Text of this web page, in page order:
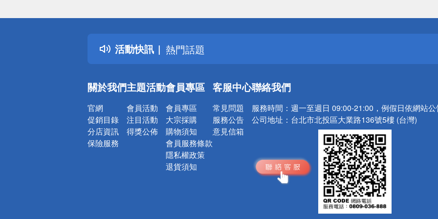
活動快訊
詐騙網頁！請小心！
得獎公告
熱門話題
銀行優惠
詐騙網頁！請小心！
關於我們
官網
促銷目錄
分店資訊
保險服務
主題活動
會員活動
注目活動
得獎公佈
會員專區
會員專區
大宗採購
購物須知
會員服務條款
隱私權政策
退貨須知
客服中心
常見問題
服務公告
意見信箱
聯絡我們
服務時間： 週一至週日 09:00-21:00，例假日依網站
公司地址： 台北市北投區大業路136號5樓 (台灣)